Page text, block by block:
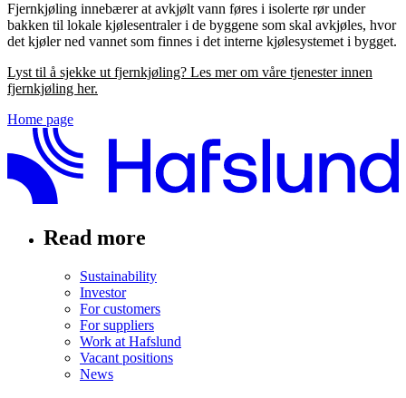
Fjernkjøling innebærer at avkjølt vann føres i isolerte rør under
bakken til lokale kjølesentraler i de byggene som skal avkjøles, hvor
det kjøler ned vannet som finnes i det interne kjølesystemet i bygget.
Lyst til å sjekke ut fjernkjøling? Les mer om våre tjenester innen
fjernkjøling her.
Home page
Read more
Sustainability
Investor
For customers
For suppliers
Work at Hafslund
Vacant positions
News